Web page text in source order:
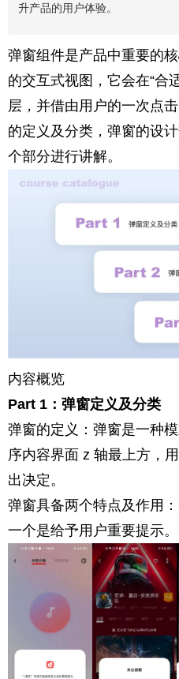
升产品的用户体验。
弹窗组件是产品中重要的
的交互式视图，它会在“合
层，并借由用户的一次点
的定义及分类，弹窗的设
个部分进行讲解。
内容概览
Part 1：弹窗定义及分类
弹窗的定义：弹窗是一种
序内容界面 z 轴最上方，
出决定。
弹窗具备两个特点及作用
一个是给予用户重要提示。